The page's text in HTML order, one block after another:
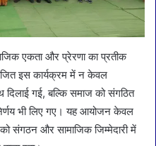
एकता और प्रेरणा का प्रतीक
इस कार्यक्रम में न केवल
दिलाई गई, बल्कि समाज को संगठित
भी लिए गए। यह आयोजन केवल
संगठन और सामाजिक जिम्मेदारी में